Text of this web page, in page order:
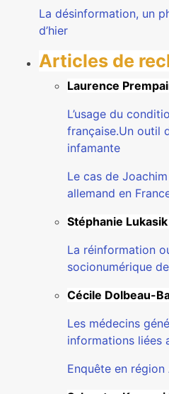
La désinformation, un
d’hier
Articles de
Laurence
L’usage du
française.Un outil
infamante
Le cas de
allemand en
Stéphanie
La réinformation
socionumérique
Cécile Dolbeau-
Les médecins
informations liées
Enquête en